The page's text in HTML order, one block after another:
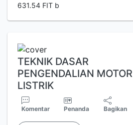
631.54 FIT b
TEKNIK DASAR
PENGENDALIAN MOTOR
LISTRIK
Komentar Penanda Bagikan